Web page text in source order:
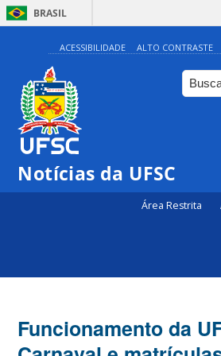
BRASIL
ACESSIBILIDADE ALTO CONTRASTE
Notícias da UFSC
Área Restrita
Funcionamento da